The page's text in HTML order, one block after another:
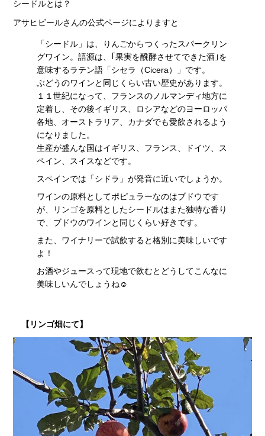
シードルとは？
アサヒビールさんの公式ページによりますと
「シードル」は、りんごからつくったスパークリン
グワイン。語源は、｢果実を醗酵させてできた酒｣を
意味するラテン語「シセラ（Cicera）」です。
ぶどうのワインと同じくらい古い歴史があります。
１１世紀になって、フランスのノルマンディ地方に
定着し、その後イギリス、ロシアなどのヨーロッパ
各地、オーストラリア、カナダでも愛飲されるよう
になりました。
生産が盛んな国はイギリス、フランス、ドイツ、ス
ペイン、スイスなどです。
スペインでは「シドラ」が発音に近いでしょうか。
ワインの原料としてポピュラーなのはブドウです
が、リンゴを原料としたシードルはまた独特な香り
で、ブドウのワインと同じくらい好きです。
また、ワイナリーで試飲すると格別に美味しいです
よ！
お酒やジュースって現地で飲むとどうしてこんなに
美味しいんでしょうね☺
【リンゴ畑にて】